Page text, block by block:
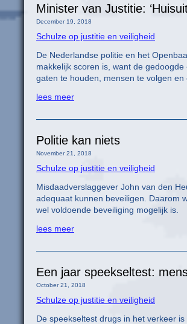
Minister van Justitie:
December 19, 2018
Schulze op justitie en veiligheid
De Nederlandse politie en het
makkelijk scoren is, want de
gaten te houden, mensen te volgen
lees meer
Politie kan niets
November 21, 2018
Schulze op justitie en veiligheid
Misdaadverslaggever John van den
adequaat kunnen beveiligen. Daarom
wel voldoende beveiliging mogelijk is.
lees meer
Een jaar speekseltest:
October 21, 2018
Schulze op justitie en veiligheid
De speekseltest drugs in het verkeer